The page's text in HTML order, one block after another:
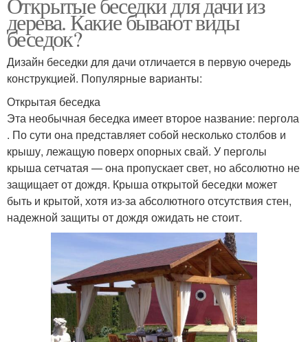
дерева. Какие бывают виды
беседок?
Дизайн беседки для дачи отличается в первую очередь
конструкцией. Популярные варианты:
Открытая беседка
Эта необычная беседка имеет второе название: пергола
. По сути она представляет собой несколько столбов и
крышу, лежащую поверх опорных свай. У перголы
крыша сетчатая — она пропускает свет, но абсолютно не
защищает от дождя. Крыша открытой беседки может
быть и крытой, хотя из-за абсолютного отсутствия стен,
надежной защиты от дождя ожидать не стоит.